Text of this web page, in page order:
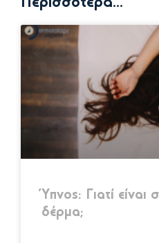
Ύπνος: Γιατί είναι
δέρμα;